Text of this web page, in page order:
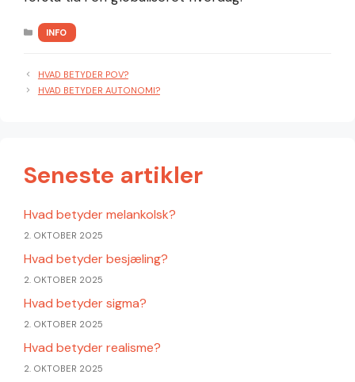
KATEGORIER
INFO
HVAD BETYDER POV?
HVAD BETYDER AUTONOMI?
Seneste artikler
Hvad betyder melankolsk?
2. OKTOBER 2025
Hvad betyder besjæling?
2. OKTOBER 2025
Hvad betyder sigma?
2. OKTOBER 2025
Hvad betyder realisme?
2. OKTOBER 2025